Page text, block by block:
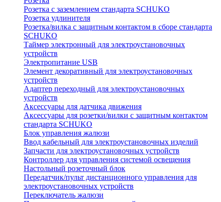
Розетка с заземлением стандарта SCHUKO
Розетка удлинителя
Розетка/вилка с защитным контактом в сборе стандарта
SCHUKO
Таймер электронный для электроустановочных
устройств
Электропитание USB
Элемент декоративный для электроустановочных
устройств
Адаптер переходный для электроустановочных
устройств
Аксессуары для датчика движения
Аксессуары для розетки/вилки с защитным контактом
стандарта SCHUKO
Блок управления жалюзи
Ввод кабельный для электроустановочных изделий
Запчасти для электроустановочных устройств
Контроллер для управления системой освещения
Настольный розеточный блок
Передатчик/пульт дистанционного управления для
электроустановочных устройств
Переключатель жалюзи